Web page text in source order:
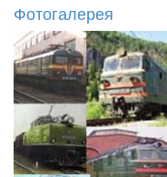
Фотогалерея